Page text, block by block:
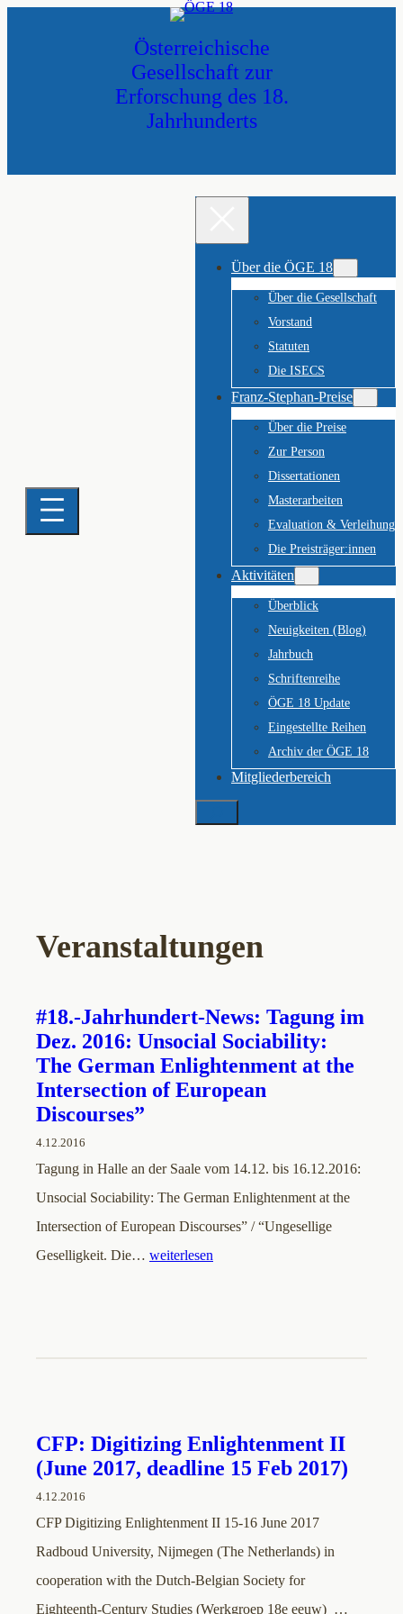
Österreichische
Gesellschaft zur
Erforschung des 18.
Jahrhunderts
Über die ÖGE 18
Über die Gesellschaft
Vorstand
Statuten
Die ISECS
Franz-Stephan-Preise
Über die Preise
Zur Person
Dissertationen
Masterarbeiten
Evaluation & Verleihung
Die Preisträger:innen
Aktivitäten
Überblick
Neuigkeiten (Blog)
Jahrbuch
Schriftenreihe
ÖGE 18 Update
Eingestellte Reihen
Archiv der ÖGE 18
Mitgliederbereich
Suchen
Veranstaltungen
#18.-Jahrhundert-News: Tagung im
Dez. 2016: Unsocial Sociability:
The German Enlightenment at the
Intersection of European
Discourses”
4.12.2016
Tagung in Halle an der Saale vom 14.12. bis 16.12.2016:
Unsocial Sociability: The German Enlightenment at the
Intersection of European Discourses” / “Ungesellige
Geselligkeit. Die… weiterlesen
CFP: Digitizing Enlightenment II
(June 2017, deadline 15 Feb 2017)
4.12.2016
CFP Digitizing Enlightenment II 15-16 June 2017
Radboud University, Nijmegen (The Netherlands) in
cooperation with the Dutch-Belgian Society for
Eighteenth-Century Studies (Werkgroep 18e eeuw) …